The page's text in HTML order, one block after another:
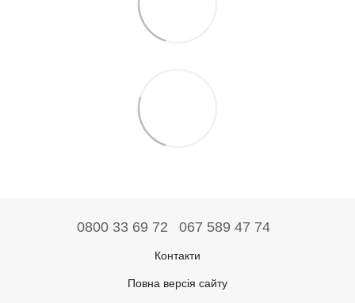
0800 33 69 72 067 589 47 74
Контакти
Повна версія сайту